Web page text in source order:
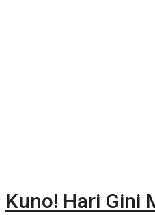
Kuno! Hari Gini